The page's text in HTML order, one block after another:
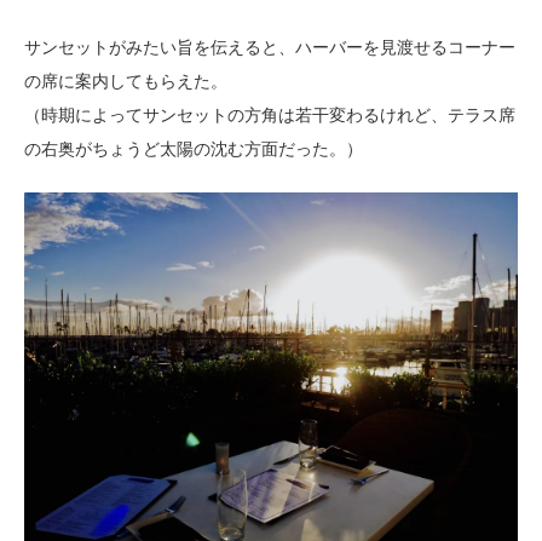
サンセットがみたい旨を伝えると、ハーバーを見渡せるコーナー
の席に案内してもらえた。
（時期によってサンセットの方角は若干変わるけれど、テラス席
の右奥がちょうど太陽の沈む方面だった。）